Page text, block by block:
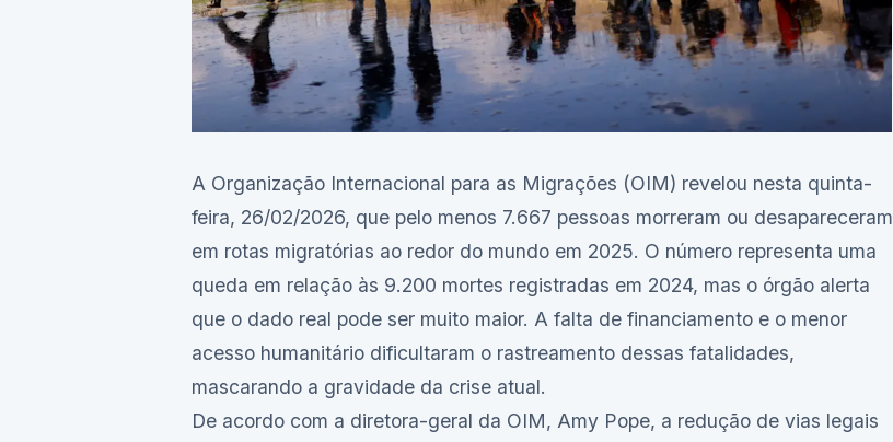
A Organização Internacional para as Migrações (OIM) revelou nesta quinta-
feira, 26/02/2026, que pelo menos 7.667 pessoas morreram ou desapareceram
em rotas migratórias ao redor do mundo em 2025. O número representa uma
queda em relação às 9.200 mortes registradas em 2024, mas o órgão alerta
que o dado real pode ser muito maior. A falta de financiamento e o menor
acesso humanitário dificultaram o rastreamento dessas fatalidades,
mascarando a gravidade da crise atual.
De acordo com a diretora-geral da OIM, Amy Pope, a redução de vias legais